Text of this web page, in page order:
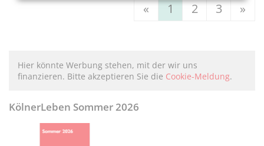
« 1 2 3 »
Hier könnte Werbung stehen, mit der wir uns
finanzieren. Bitte akzeptieren Sie die Cookie-Meldung.
KölnerLeben Sommer 2026